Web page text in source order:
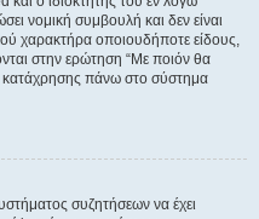
νομική συμβουλή και δεν είναι
χαρακτήρα οποιουδήποτε είδους,
στην ερώτηση “Με ποιόν θα
κατάχρησης πάνω στο σύστημα
συζητήσεων να έχει